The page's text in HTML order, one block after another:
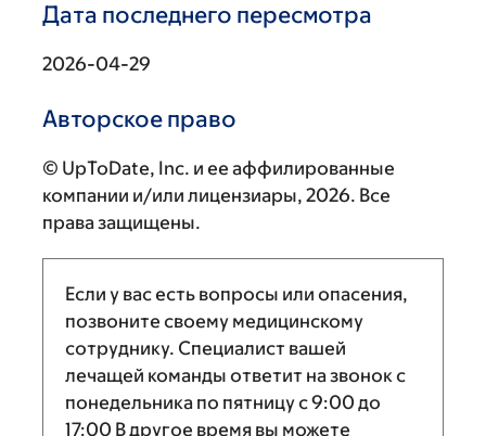
Дата последнего пересмотра
2026-04-29
Авторское право
© UpToDate, Inc. и ее аффилированные
компании и/или лицензиары, 2026. Все
права защищены.
Если у вас есть вопросы или опасения,
позвоните своему медицинскому
сотруднику. Специалист вашей
лечащей команды ответит на звонок с
понедельника по пятницу с9:00 до
17:00 В другое время вы можете